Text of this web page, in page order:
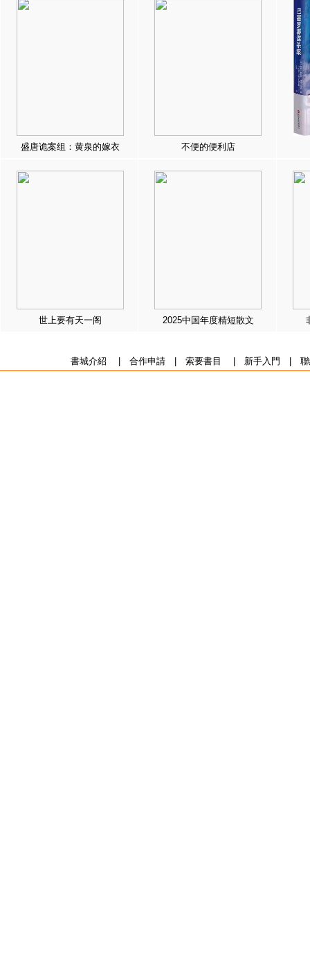
盛唐诡案组：黄泉的嫁衣 不便的便利店
世上要有天一阁 2025中国年度精短散文
書城介紹 合作申請| 索要書目 新手入門